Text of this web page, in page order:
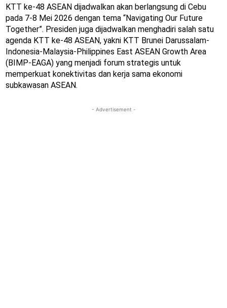
KTT ke-48 ASEAN dijadwalkan akan berlangsung di Cebu
pada 7-8 Mei 2026 dengan tema “Navigating Our Future
Together”. Presiden juga dijadwalkan menghadiri salah satu
agenda KTT ke-48 ASEAN, yakni KTT Brunei Darussalam-
Indonesia-Malaysia-Philippines East ASEAN Growth Area
(BIMP-EAGA) yang menjadi forum strategis untuk
memperkuat konektivitas dan kerja sama ekonomi
subkawasan ASEAN.
- Advertisement -